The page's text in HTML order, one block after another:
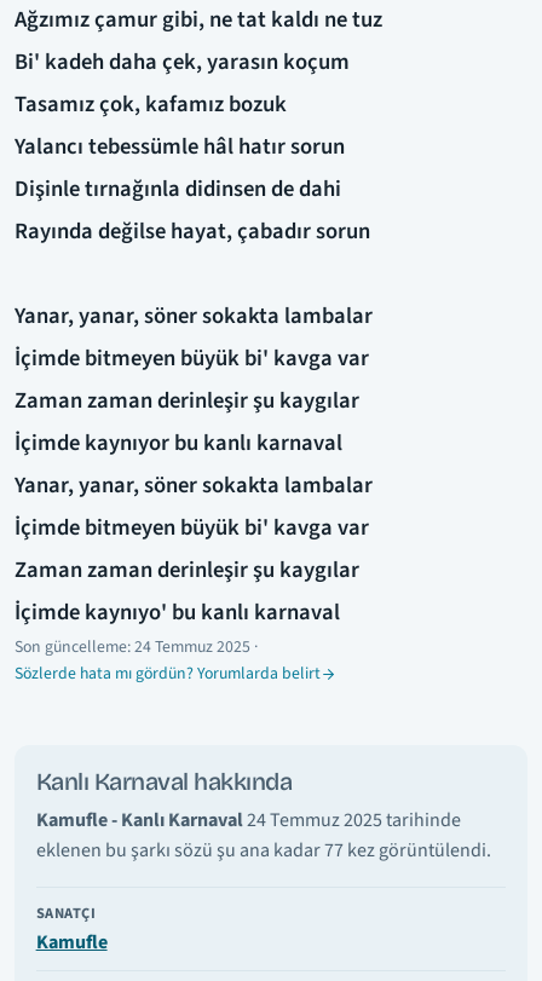
Ağzımız çamur gibi, ne tat kaldı ne tuz
Bi' kadeh daha çek, yarasın koçum
Tasamız çok, kafamız bozuk
Yalancı tebessümle hâl hatır sorun
Dişinle tırnağınla didinsen de dahi
Rayında değilse hayat, çabadır sorun
Yanar, yanar, söner sokakta lambalar
İçimde bitmeyen büyük bi' kavga var
Zaman zaman derinleşir şu kaygılar
İçimde kaynıyor bu kanlı karnaval
Yanar, yanar, söner sokakta lambalar
İçimde bitmeyen büyük bi' kavga var
Zaman zaman derinleşir şu kaygılar
İçimde kaynıyo' bu kanlı karnaval
Son güncelleme:24 Temmuz 2025 ·
Sözlerde hata mı gördün? Yorumlarda belirt
Kanlı Karnaval hakkında
Kamufle - Kanlı Karnaval24 Temmuz 2025 tarihinde
eklenen bu şarkı sözü şu ana kadar 77 kez görüntülendi.
SANATÇI
Kamufle